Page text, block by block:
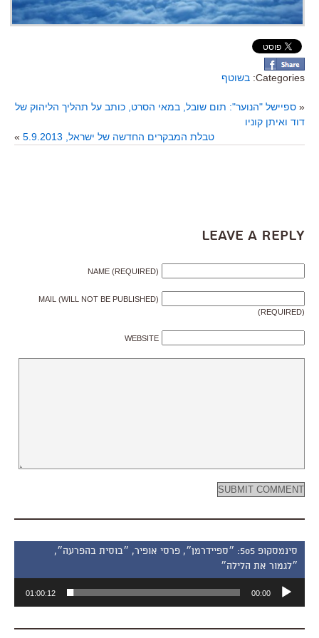
Categories: בשוטף
« ספיישל "הנוער": תום שובל, במאי הסרט, כותב על תהליך הליהוק של
דוד ואיתן קוניו
טבלת המבקרים החדשה של ישראל, 5.9.2013
»
Leave a Reply
NAME (REQUIRED)
MAIL (WILL NOT BE PUBLISHED)
(REQUIRED)
WEBSITE
סינמסקופ 505: ״ספיידרמן״, פרסי אופיר, ״בוסית בהפרעה״,
״לגמור את הלילה״
אודיו
00:00
01:00:12